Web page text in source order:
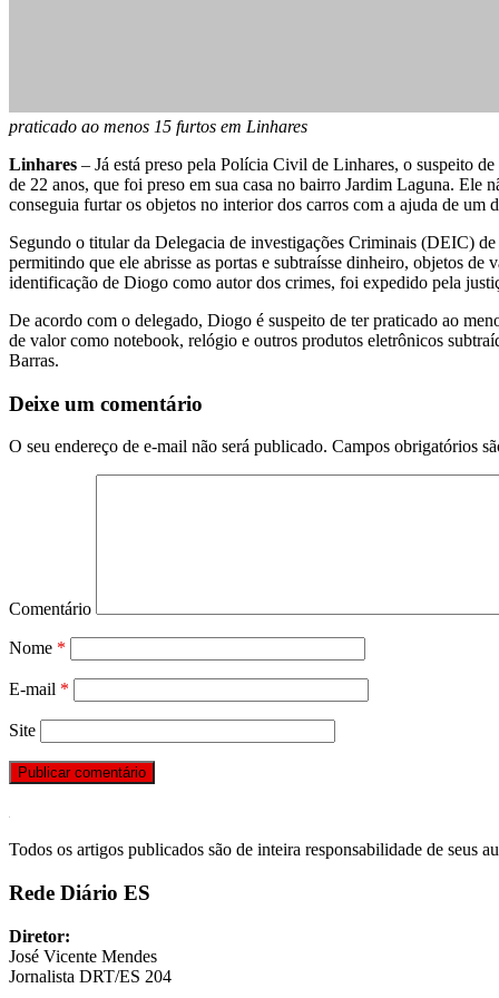
praticado ao menos 15 furtos em Linhares
Linhares – Já está preso pela Polícia Civil de Linhares, o suspeito
de 22 anos, que foi preso em sua casa no bairro Jardim Laguna. Ele
conseguia furtar os objetos no interior dos carros com a ajuda de um
Segundo o titular da Delegacia de investigações Criminais (DEIC)
permitindo que ele abrisse as portas e subtraísse dinheiro, objetos
identificação de Diogo como autor dos crimes, foi expedido pela
De acordo com o delegado, Diogo é suspeito de ter praticado ao
de valor como notebook, relógio e outros produtos eletrônicos
Barras.
Deixe um comentário
O seu endereço de e-mail não será publicado. Campos obrigatórios
Comentário
Nome *
E-mail *
Site
Todos os artigos publicados são de inteira responsabilidade de seus
Rede Diário ES
Diretor:
José Vicente Mendes
Jornalista DRT/ES 204